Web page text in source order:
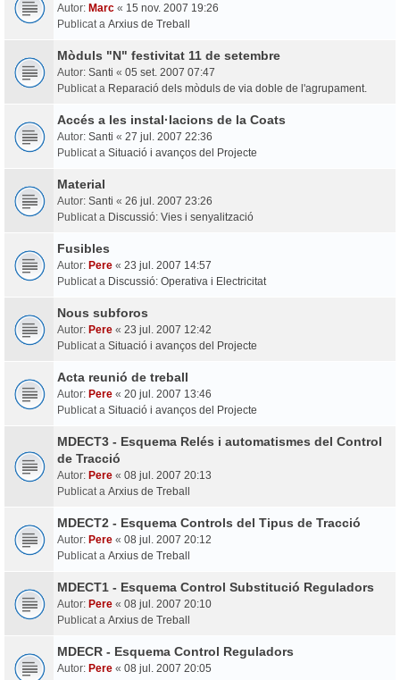
Autor: Marc « 15 nov. 2007 19:26
Publicat a Arxius de Treball
Mòduls "N" festivitat 11 de setembre
Autor: Santi « 05 set. 2007 07:47
Publicat a Reparació dels mòduls de via doble de l'agrupament.
Accés a les instal·lacions de la Coats
Autor: Santi « 27 jul. 2007 22:36
Publicat a Situació i avanços del Projecte
Material
Autor: Santi « 26 jul. 2007 23:26
Publicat a Discussió: Vies i senyalització
Fusibles
Autor: Pere « 23 jul. 2007 14:57
Publicat a Discussió: Operativa i Electricitat
Nous subforos
Autor: Pere « 23 jul. 2007 12:42
Publicat a Situació i avanços del Projecte
Acta reunió de treball
Autor: Pere « 20 jul. 2007 13:46
Publicat a Situació i avanços del Projecte
MDECT3 - Esquema Relés i automatismes del Control
de Tracció
Autor: Pere « 08 jul. 2007 20:13
Publicat a Arxius de Treball
MDECT2 - Esquema Controls del Tipus de Tracció
Autor: Pere « 08 jul. 2007 20:12
Publicat a Arxius de Treball
MDECT1 - Esquema Control Substitució Reguladors
Autor: Pere « 08 jul. 2007 20:10
Publicat a Arxius de Treball
MDECR - Esquema Control Reguladors
Autor: Pere « 08 jul. 2007 20:05